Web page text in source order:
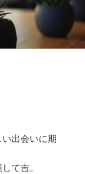
出会いに期
て吉。